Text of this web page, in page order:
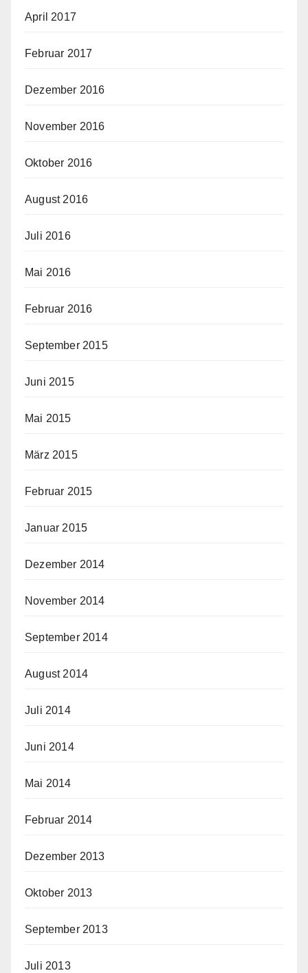
April 2017
Februar 2017
Dezember 2016
November 2016
Oktober 2016
August 2016
Juli 2016
Mai 2016
Februar 2016
September 2015
Juni 2015
Mai 2015
März 2015
Februar 2015
Januar 2015
Dezember 2014
November 2014
September 2014
August 2014
Juli 2014
Juni 2014
Mai 2014
Februar 2014
Dezember 2013
Oktober 2013
September 2013
Juli 2013